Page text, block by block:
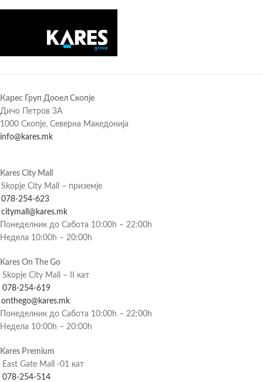
Карес Груп Дооел Скопје
Дичо Петров 3А
1000 Скопје, Северна Македонија
info@kares.mk
Kares City Mall
Skopje City Mall – приземје
078-254-623
citymall@kares.mk
Понеделник до Сабота 10:00h – 22:00h
Недела 10:00h – 20:00h
Kares On The Go
Skopje City Mall – II кат
078-254-619
onthego@kares.mk
Понеделник до Сабота 10:00h – 22:00h
Недела 10:00h – 20:00h
Kares Premium
East Gate Mall -01 кат
078-254-514